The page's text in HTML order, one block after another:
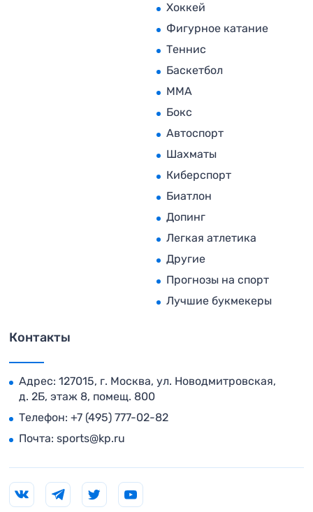
Хоккей
Фигурное катание
Теннис
Баскетбол
MMA
Бокс
Автоспорт
Шахматы
Киберспорт
Биатлон
Допинг
Легкая атлетика
Другие
Прогнозы на спорт
Лучшие букмекеры
Контакты
Адрес: 127015, г. Москва, ул. Новодмитровская,
д. 2Б, этаж 8, помещ. 800
Телефон: +7 (495) 777-02-82
Почта: sports@kp.ru